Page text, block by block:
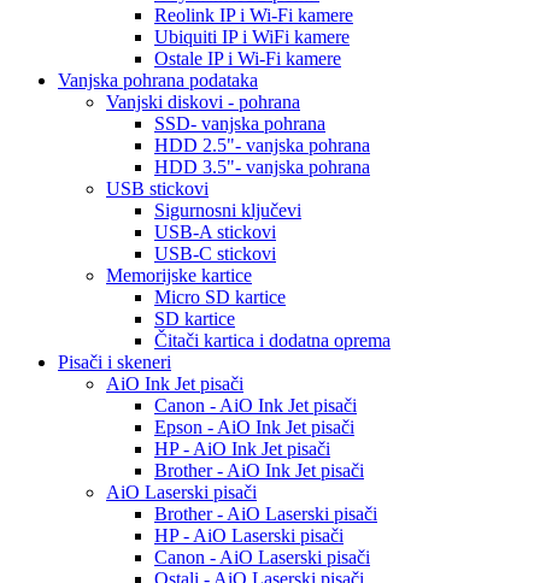
Reolink IP i Wi-Fi kamere
Ubiquiti IP i WiFi kamere
Ostale IP i Wi-Fi kamere
Vanjska pohrana podataka
Vanjski diskovi - pohrana
SSD- vanjska pohrana
HDD 2.5"- vanjska pohrana
HDD 3.5"- vanjska pohrana
USB stickovi
Sigurnosni ključevi
USB-A stickovi
USB-C stickovi
Memorijske kartice
Micro SD kartice
SD kartice
Čitači kartica i dodatna oprema
Pisači i skeneri
AiO Ink Jet pisači
Canon - AiO Ink Jet pisači
Epson - AiO Ink Jet pisači
HP - AiO Ink Jet pisači
Brother - AiO Ink Jet pisači
AiO Laserski pisači
Brother - AiO Laserski pisači
HP - AiO Laserski pisači
Canon - AiO Laserski pisači
Ostali - AiO Laserski pisači